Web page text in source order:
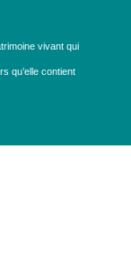
vivant qui
qu’elle contient